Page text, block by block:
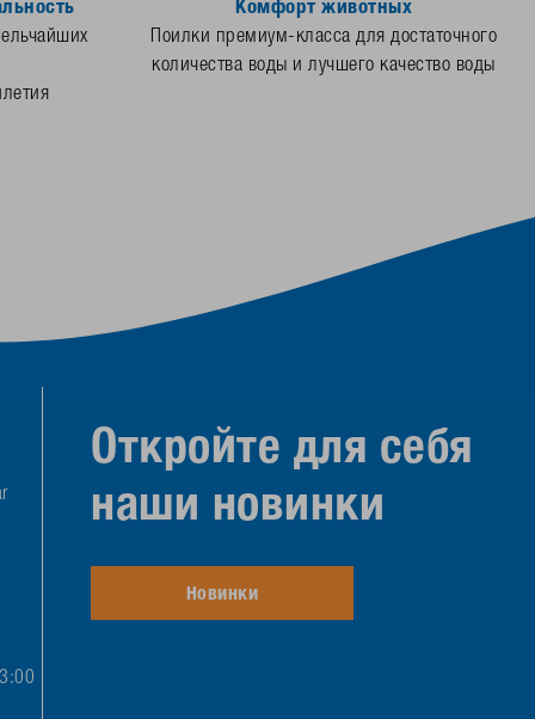
Комфорт животных
Поилки премиум-класса для достаточного
количества воды и лучшего качество воды
Откройте для себя
наши новинки
Новинки